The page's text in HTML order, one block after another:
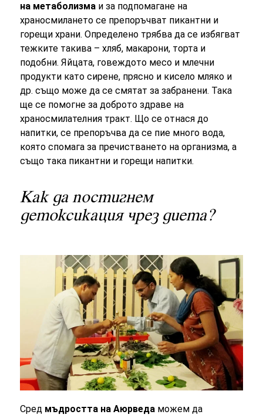
на метаболизма и за подпомагане на
храносмилането се препоръчват пикантни и
горещи храни. Определено трябва да се избягват
тежките такива – хляб, макарони, торта и
подобни. Яйцата, говеждото месо и млечни
продукти като сирене, прясно и кисело мляко и
др. също може да се смятат за забранени. Така
ще се помогне за доброто здраве на
храносмилателния тракт. Що се отнася до
напитки, се препоръчва да се пие много вода,
която спомага за пречистването на организма, а
също така пикантни и горещи напитки.
Как да постигнем
детоксикация чрез диета?
Сред мъдростта на Аюрведа можем да